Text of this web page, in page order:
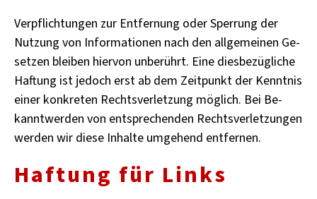
Ver­pflich­tun­gen zur Ent­fer­nung oder Sper­rung der
Nut­zung von In­for­ma­tio­nen nach den all­ge­mei­nen Ge­
set­zen blei­ben hier­von un­be­rührt. Eine dies­be­züg­li­che
Haf­tung ist je­doch erst ab dem Zeit­punkt der Kennt­nis
einer kon­kre­ten Rechts­ver­let­zung mög­lich. Bei Be­
kannt­wer­den von ent­spre­chen­den Rechts­ver­let­zun­gen
wer­den wir diese In­hal­te um­ge­hend ent­fer­nen.
Haf­tung für Links